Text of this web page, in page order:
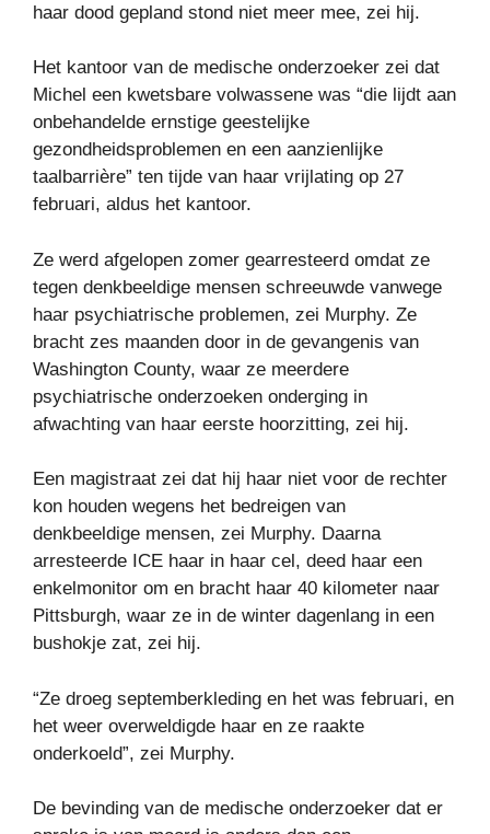
haar dood gepland stond niet meer mee, zei hij.
Het kantoor van de medische onderzoeker zei dat
Michel een kwetsbare volwassene was “die lijdt aan
onbehandelde ernstige geestelijke
gezondheidsproblemen en een aanzienlijke
taalbarrière” ten tijde van haar vrijlating op 27
februari, aldus het kantoor.
Ze werd afgelopen zomer gearresteerd omdat ze
tegen denkbeeldige mensen schreeuwde vanwege
haar psychiatrische problemen, zei Murphy. Ze
bracht zes maanden door in de gevangenis van
Washington County, waar ze meerdere
psychiatrische onderzoeken onderging in
afwachting van haar eerste hoorzitting, zei hij.
Een magistraat zei dat hij haar niet voor de rechter
kon houden wegens het bedreigen van
denkbeeldige mensen, zei Murphy. Daarna
arresteerde ICE haar in haar cel, deed haar een
enkelmonitor om en bracht haar 40 kilometer naar
Pittsburgh, waar ze in de winter dagenlang in een
bushokje zat, zei hij.
“Ze droeg septemberkleding en het was februari, en
het weer overweldigde haar en ze raakte
onderkoeld”, zei Murphy.
De bevinding van de medische onderzoeker dat er